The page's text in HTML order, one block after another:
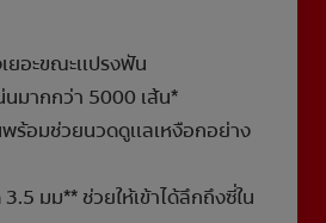
ยอะขณะเเปรงฟัน
นมากกว่า 5000 เส้น*
ร้อมช่วยนวดดูเเลเหงือกอย่าง
3.5 มม** ช่วยให้เข้าได้ลึกถึงซี่ใน